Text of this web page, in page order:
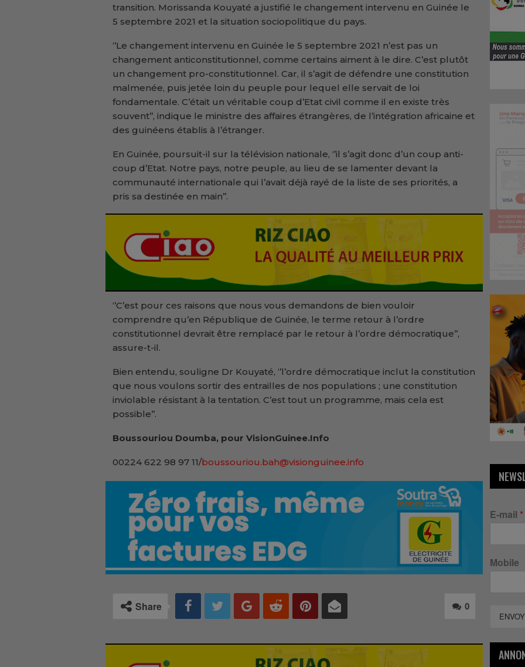
transition. Morissanda Kouyaté a justifié le changement intervenu en Guinée le
5 septembre 2021 et la situation sociopolitique du pays.
‘’Le changement intervenu en Guinée le 5 septembre 2021 n’est pas un
changement anticonstitutionnel, comme certains aiment à le dire. C’est plutôt
un changement pro-constitutionnel. Car, il s’agit de défendre une constitution
malmenée, puis jetée loin du peuple pour lequel elle servait de loi
fondamentale. C’était un véritable coup d’Etat civil comme il en existe très
souvent’’, indique le ministre des affaires étrangères, de l’intégration africaine et
des guinéens établis à l’étranger.
En Guinée, poursuit-il sur la télévision nationale, ‘’il s’agit donc d’un coup anti-
coup d’Etat. Notre pays, notre peuple, au lieu de se lamenter devant la
communauté internationale qui l’avait déjà rayé de la liste de ses priorités, a
pris sa destinée en main’’.
‘’C’est pour ces raisons que nous vous demandons de bien vouloir
comprendre qu’en République de Guinée, le terme retour à l’ordre
constitutionnel devrait être remplacé par le retour à l’ordre démocratique’’,
assure-t-il.
Bien entendu, souligne Dr Kouyaté, ‘’l’ordre démocratique inclut la constitution
que nous voulons sortir des entrailles de nos populations ; une constitution
inviolable résistant à la tentation. C’est tout un programme, mais cela est
possible’’.
Boussouriou Doumba, pour VisionGuinee.Info
00224 622 98 97 11/boussouriou.bah@visionguinee.info
0
Share
E-mail *
Mobile